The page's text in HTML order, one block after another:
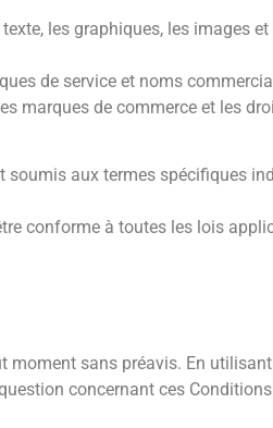
les graphiques, les images
de service et noms
marques de commerce et les
soumis aux termes spécifiques
conforme à toutes les lois
sans préavis. En
concernant ces